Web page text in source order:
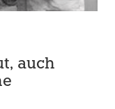
auch